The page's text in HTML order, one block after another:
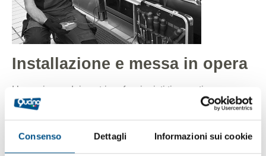
Consenso Dettagli Informazioni sui cookie
Installazione e messa in opera
L’esperienza dei nostri professionisti ti garantisce una
fornitura “senza sorprese”. Per darti la massima
tranquillità, consegna e installazione sono affidati ai
nostri professionisti di zona: selezionati, preparati e